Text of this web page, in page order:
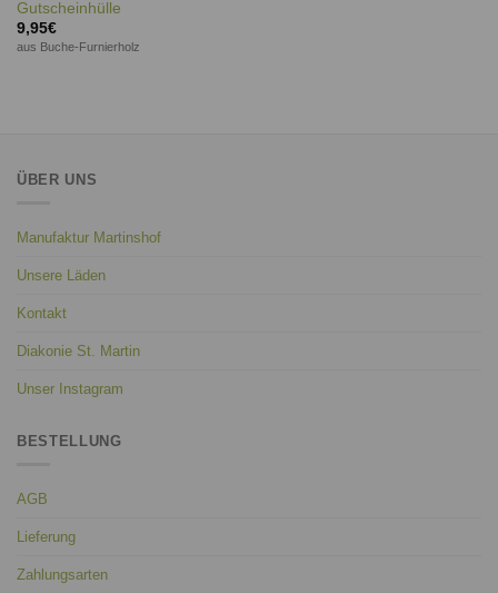
Gutscheinhülle
9,95€
aus Buche-Furnierholz
ÜBER UNS
Manufaktur Martinshof
Unsere Läden
Kontakt
Diakonie St. Martin
Unser Instagram
BESTELLUNG
AGB
Lieferung
Zahlungsarten